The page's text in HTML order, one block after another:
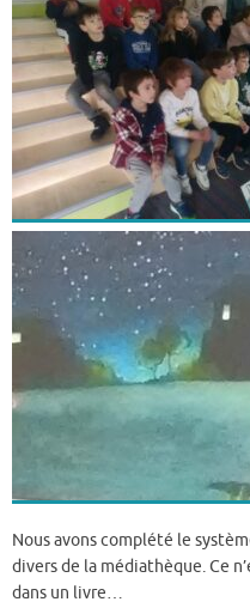
Nous avons complété le
divers de la médiathèque. Ce
dans un livre…